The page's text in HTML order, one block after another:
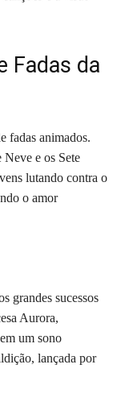
Fadas da
fadas animados.
e os Sete
lutando contra o
o amor
grandes sucessos
Aurora,
um sono
lançada por